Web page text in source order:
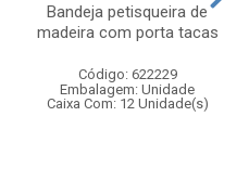
Bandeja petisqueira de
madeira com porta tacas
Código: 622229
Embalagem: Unidade
Caixa Com: 12 Unidade(s)